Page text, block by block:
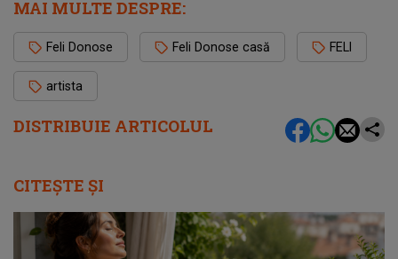
DISTRIBUIE ARTICOLUL
MAI MULTE DESPRE:
Feli Donose Feli Donose casă FELI
artista
CITEȘTE ȘI